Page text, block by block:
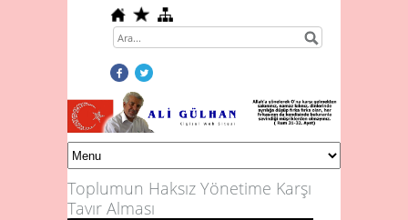
Toplumun Haksız Yönetime Karşı
Tavır Alması